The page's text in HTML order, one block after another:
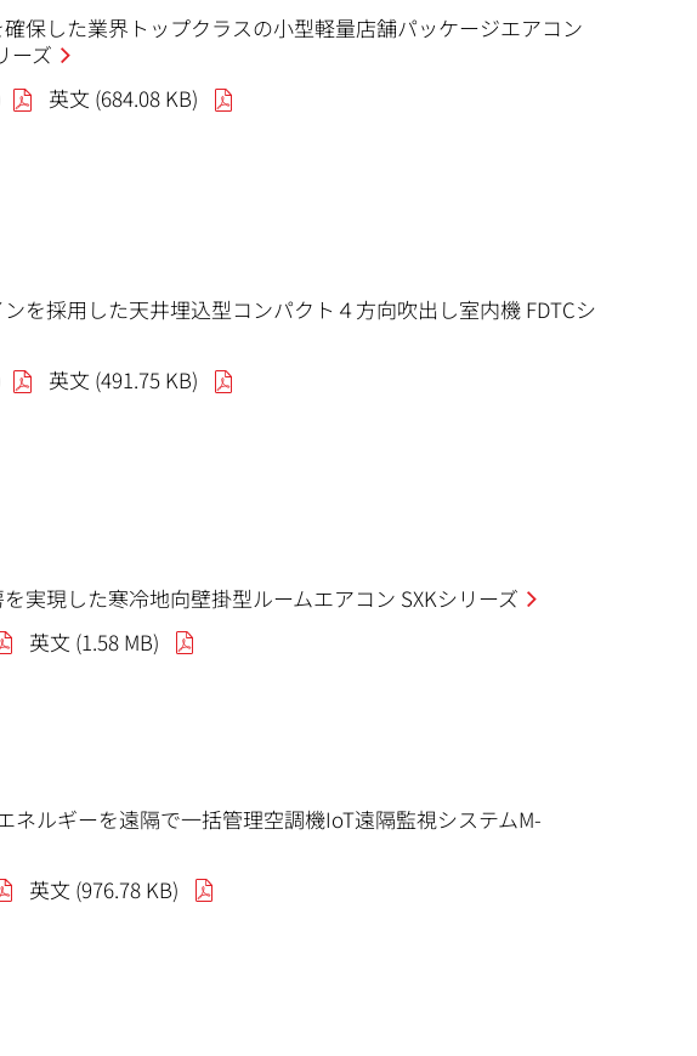
保した業界トップクラスの小型軽量店舗パッケージエアコン
ーズ
英文 (684.08 KB)
を採用した天井埋込型コンパクト４方向吹出し室内機 FDTCシ
英文 (491.75 KB)
実現した寒冷地向壁掛型ルームエアコン SXKシリーズ
英文 (1.58 MB)
ネルギーを遠隔で一括管理空調機IoT遠隔監視システムM-
英文 (976.78 KB)